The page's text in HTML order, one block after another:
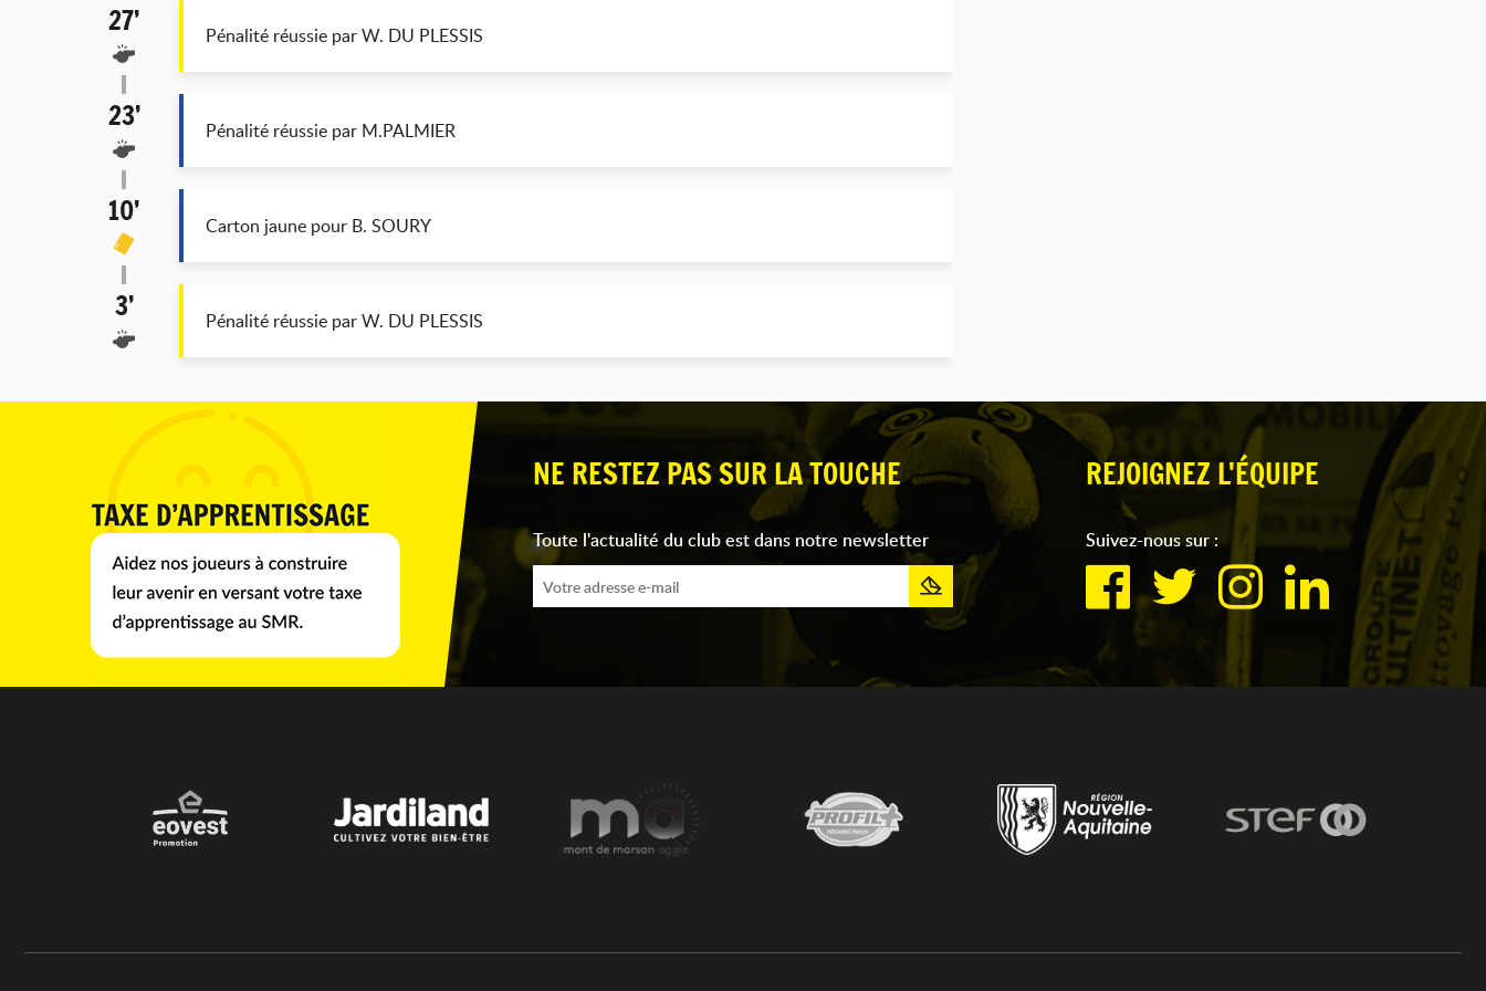
27’ Pénalité réussie par W. DU PLESSIS
23’ Pénalité réussie par M.PALMIER
10’ Carton jaune pour B. SOURY
3’ Pénalité réussie par W. DU PLESSIS
NE RESTEZ PAS SUR LA TOUCHE
Toute l'actualité du club est dans notre newsletter
REJOIGNEZ L'ÉQUIPE
Suivez-nous sur :